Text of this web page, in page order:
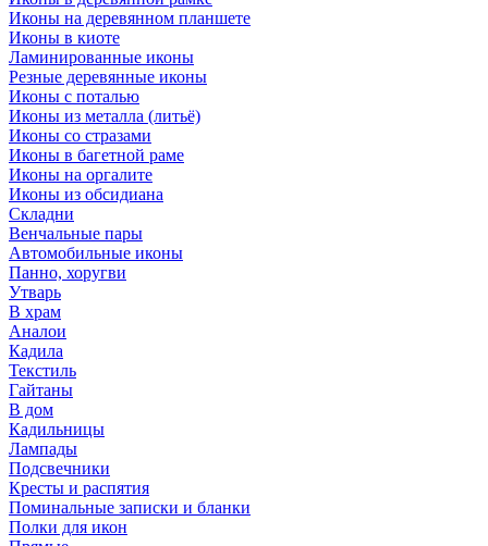
Иконы на деревянном планшете
Иконы в киоте
Ламинированные иконы
Резные деревянные иконы
Иконы с поталью
Иконы из металла (литьё)
Иконы со стразами
Иконы в багетной раме
Иконы на оргалите
Иконы из обсидиана
Складни
Венчальные пары
Автомобильные иконы
Панно, хоругви
Утварь
В храм
Аналои
Кадила
Текстиль
Гайтаны
В дом
Кадильницы
Лампады
Подсвечники
Кресты и распятия
Поминальные записки и бланки
Полки для икон